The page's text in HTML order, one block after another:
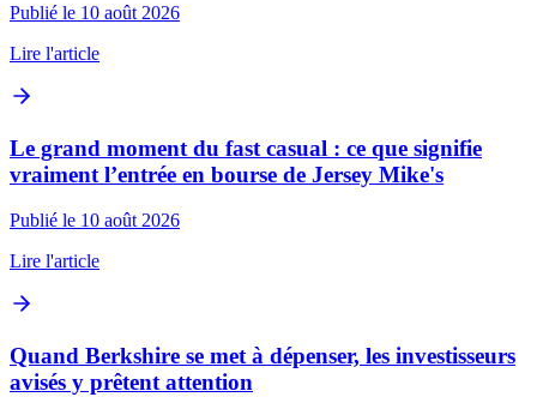
Publié le 10 août 2026
Lire l'article
Le grand moment du fast casual : ce que signifie
vraiment l’entrée en bourse de Jersey Mike's
Publié le 10 août 2026
Lire l'article
Quand Berkshire se met à dépenser, les investisseurs
avisés y prêtent attention